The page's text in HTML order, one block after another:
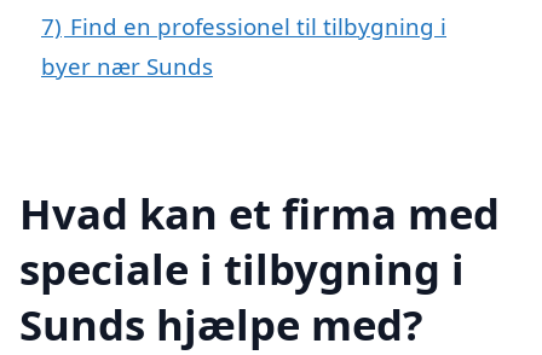
7) Find en professionel til tilbygning i
byer nær Sunds
Hvad kan et firma med
speciale i tilbygning i
Sunds hjælpe med?